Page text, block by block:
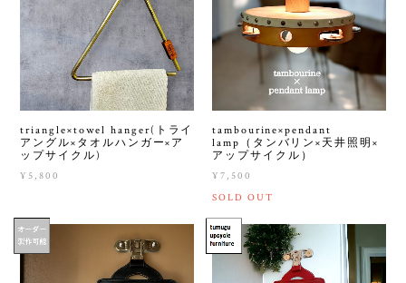
triangle×towel hanger(トライ
アングル×タオルハンガー×ア
ップサイクル)
¥5,800
tambourine×pendant
lamp（タンバリン×天井照明×
アップサイクル）
¥7,500
SOLD OUT